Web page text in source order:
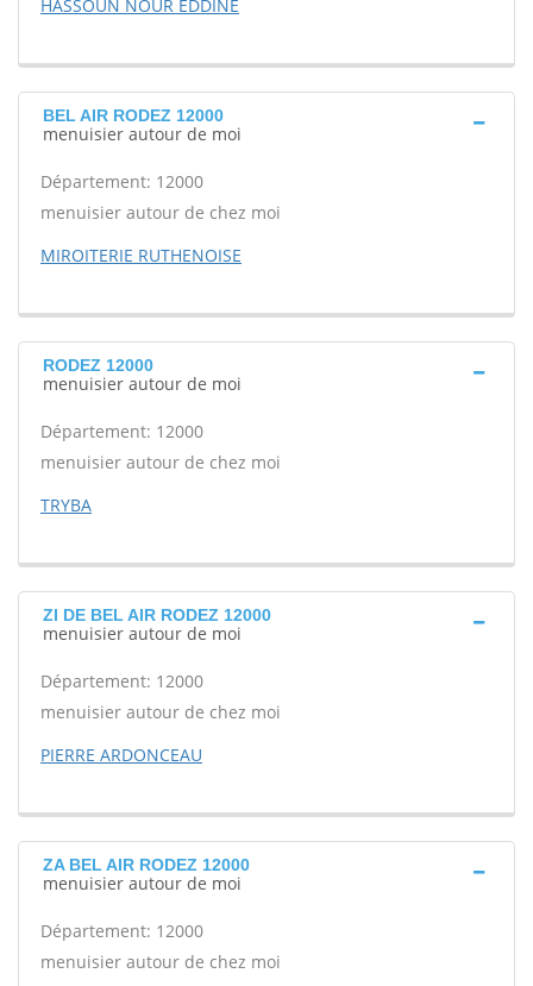
HASSOUN NOUR EDDINE
BEL AIR RODEZ 12000
menuisier autour de moi
Département: 12000
menuisier autour de chez moi
MIROITERIE RUTHENOISE
RODEZ 12000
menuisier autour de moi
Département: 12000
menuisier autour de chez moi
TRYBA
ZI DE BEL AIR RODEZ 12000
menuisier autour de moi
Département: 12000
menuisier autour de chez moi
PIERRE ARDONCEAU
ZA BEL AIR RODEZ 12000
menuisier autour de moi
Département: 12000
menuisier autour de chez moi